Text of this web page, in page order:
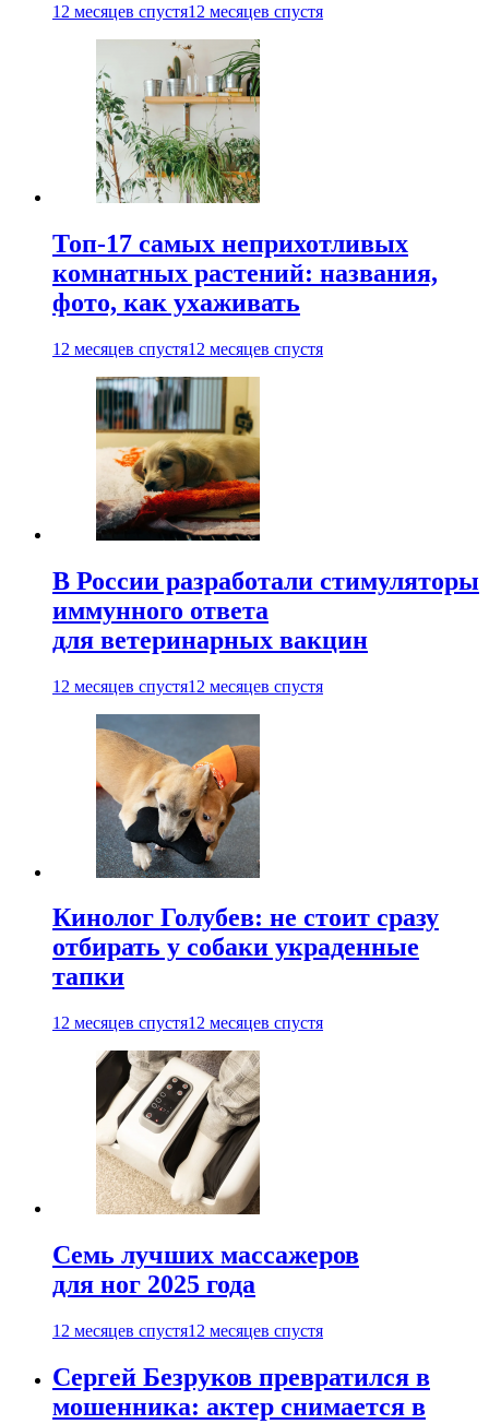
12 месяцев спустя12 месяцев спустя
Топ-17 самых неприхотливых
комнатных растений: названия,
фото, как ухаживать
12 месяцев спустя12 месяцев спустя
В России разработали стимуляторы
иммунного ответа
для ветеринарных вакцин
12 месяцев спустя12 месяцев спустя
Кинолог Голубев: не стоит сразу
отбирать у собаки украденные
тапки
12 месяцев спустя12 месяцев спустя
Семь лучших массажеров
для ног 2025 года
12 месяцев спустя12 месяцев спустя
Сергей Безруков превратился в
мошенника: актер снимается в